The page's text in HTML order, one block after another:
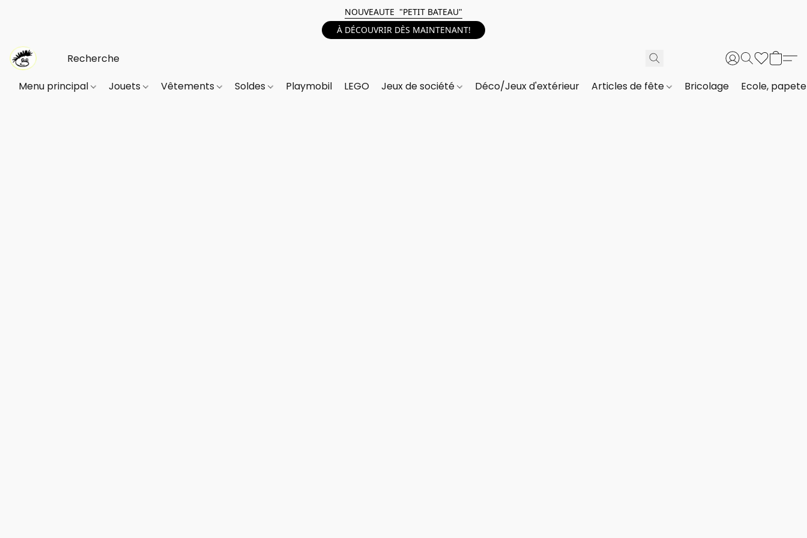
NOUVEAUTE "PETIT BATEAU"
À DÉCOUVRIR DÈS MAINTENANT!
Menu principal Jouets Vêtements Soldes Playmobil LEGO Jeux de société Déco/Jeux d'extérieur Articles de fête Bricolage Ecole,